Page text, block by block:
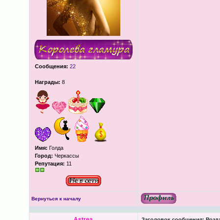
Сообщения: 22
Награды: 8
Имя: Голда
Город: Черкассы
Репутация: 11
Вернуться к началу